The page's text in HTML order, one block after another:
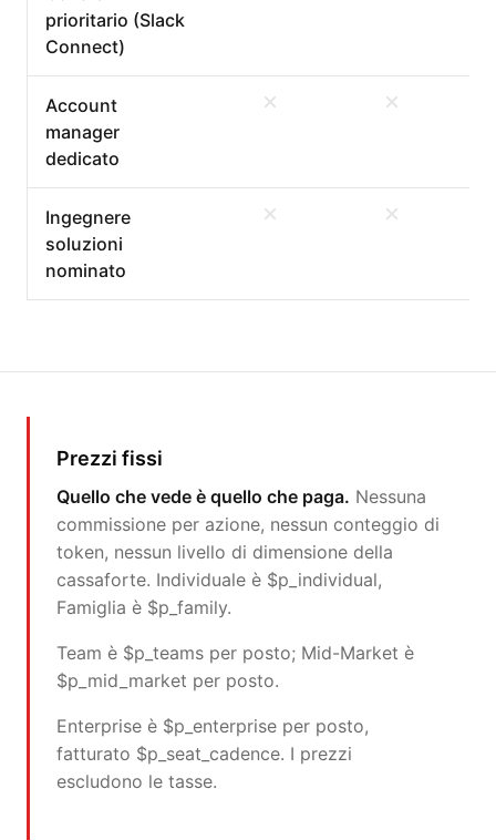
prioritario (Slack
Connect)
Account
manager
dedicato
Ingegnere
soluzioni
nominato
Prezzi fissi
Quello che vede è quello che paga. Nessuna
commissione per azione, nessun conteggio di
token, nessun livello di dimensione della
cassaforte. Individuale è $p_individual,
Famiglia è $p_family.
Team è $p_teams per posto; Mid-Market è
$p_mid_market per posto.
Enterprise è $p_enterprise per posto,
fatturato $p_seat_cadence. I prezzi
escludono le tasse.